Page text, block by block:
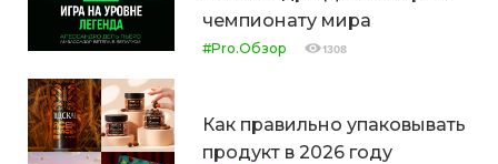
чемпионату мира
#Pro.Обзор 1308
Как правильно упаковывать
продукт в 2026 году